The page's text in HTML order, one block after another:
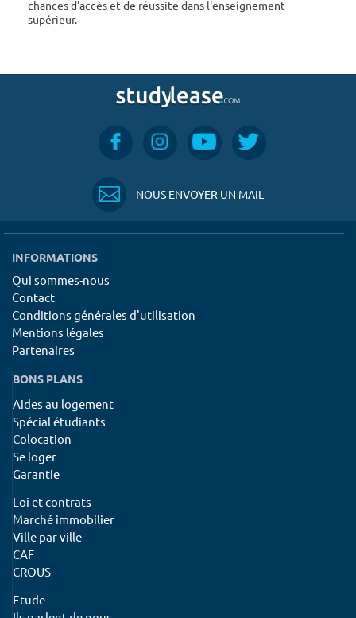
chances d'accès et de réussite dans l'enseignement
supérieur.
NOUS ENVOYER UN MAIL
INFORMATIONS
Qui sommes-nous
Contact
Conditions générales d'utilisation
Mentions légales
Partenaires
BONS PLANS
Aides au logement
Spécial étudiants
Colocation
Se loger
Garantie
Loi et contrats
Marché immobilier
Ville par ville
CAF
CROUS
Etude